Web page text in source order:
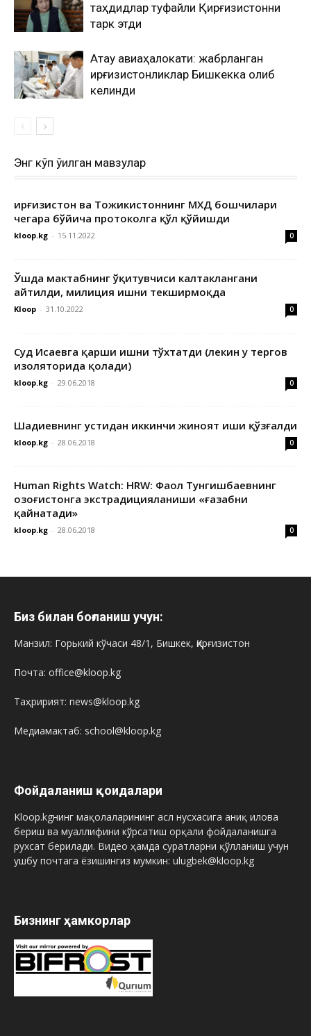
таҳдидлар туфайли Қирғизистонни
тарк этди
Ақтау авиаҳалокати: жабрланган
қирғизистонликлар Бишкекка олиб
келинди
Энг кўп ўқилган мавзулар
Қирғизистон ва Тожикистоннинг МХДҚ бошчилари
чегара бўйича протоколга қўл қўйишди
kloop.kg - 15.11.2022 0
Ўшда мактабнинг ўқитувчиси калтаклангани
айтилди, милиция ишни текширмоқда
Kloop - 31.10.2022 0
Суд Исаевга қарши ишни тўхтатди (лекин у тергов
изоляторида қолади)
kloop.kg - 29.06.2018 0
Шадиевнинг устидан иккинчи жиноят иши қўзғалди
kloop.kg - 28.06.2018 0
Human Rights Watch: HRW: Фаол Тунгишбаевнинг
Қозоғистонга экстрадицияланиши «ғазабни
қайнатади»
kloop.kg - 28.06.2018 0
Биз билан боғланиш учун:
Манзил: Горький кўчаси 48/1, Бишкек, Қирғизистон
Почта: office@kloop.kg
Таҳририят: news@kloop.kg
Медиамактаб: school@kloop.kg
Фойдаланиш қоидалари
Kloop.kgнинг мақолаларининг асл нусхасига аниқ илова
бериш ва муаллифини кўрсатиш орқали фойдаланишга
рухсат берилади. Видео ҳамда суратларни қўлланиш учун
ушбу почтага ёзишингиз мумкин: ulugbek@kloop.kg
Бизнинг ҳамкорлар